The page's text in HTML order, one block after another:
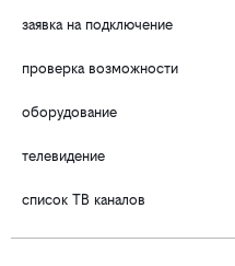
заявка на подключение
проверка возможности
оборудование
телевидение
список ТВ каналов